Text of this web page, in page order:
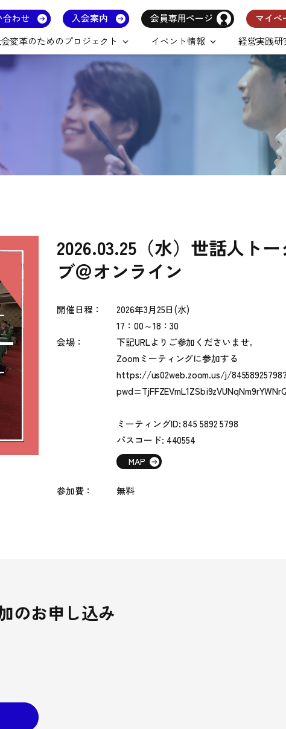
合わせ 入会案内 会員専用ページ
マイペ
変革のためのプロジェクト イベント情報 経営実践研
2026.03.25（水）世話人ト
ブ＠オンライン
開催日程： 2026年3月25日(水)
17：00～18：30
会場：
下記URLよりご参加くださいませ。
Zoomミーティングに参加する
https://us02web.zoom.us/j/84558925798?
ミーティングID: 845 5892 5798
パスコード: 440554
MAP
参加費： 無料
のお申し込み